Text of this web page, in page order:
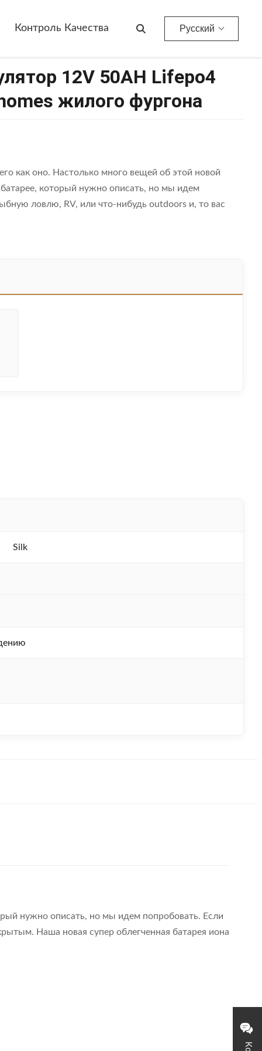
Контроль Качества Русский
12V 50AH Lifepo4
жилого фургона
как оно. Настолько много вещей об этой новой
который нужно описать, но мы идем
ловлю, RV, или что-нибудь outdoors и, то вас
Silk
нужно описать, но мы идем попробовать. Если
Наша новая супер облегченная батарея иона